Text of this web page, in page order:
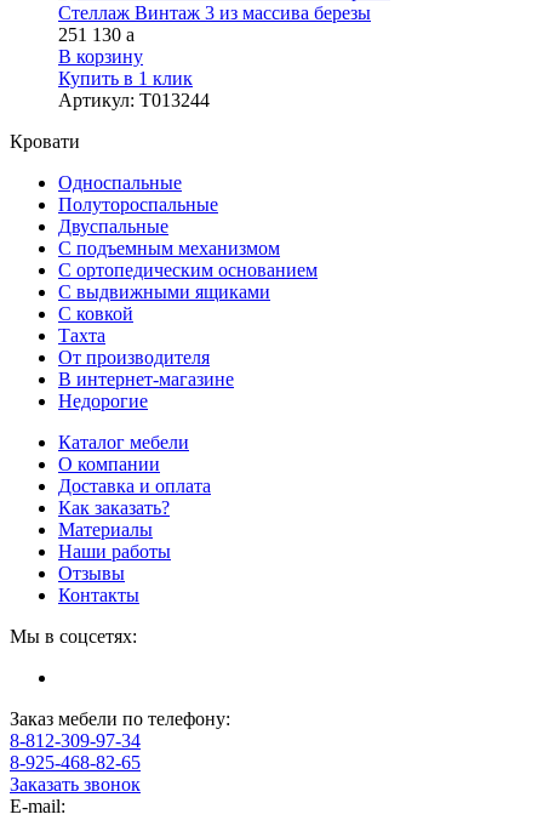
Стеллаж Винтаж 3 из массива березы
251 130 a
В корзину
Купить в 1 клик
Артикул: Т013244
Кровати
Односпальные
Полутороспальные
Двуспальные
С подъемным механизмом
С ортопедическим основанием
С выдвижными ящиками
С ковкой
Тахта
От производителя
В интернет-магазине
Недорогие
Каталог мебели
О компании
Доставка и оплата
Как заказать?
Материалы
Наши работы
Отзывы
Контакты
Мы в соцсетях:
Заказ мебели по телефону:
8-812-309-97-34
8-925-468-82-65
Заказать звонок
E-mail: